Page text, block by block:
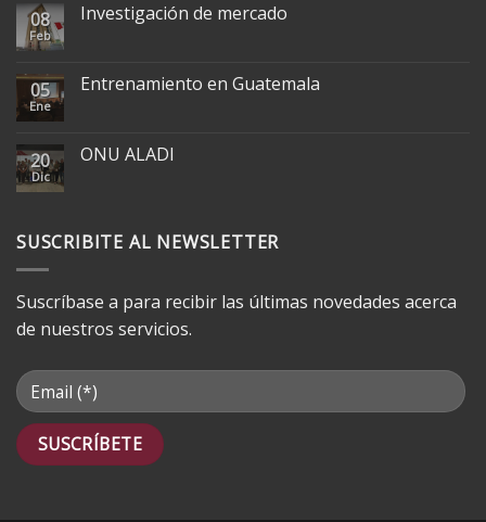
08
Feb
Investigación de mercado
05
Ene
Entrenamiento en Guatemala
20
Dic
ONU ALADI
SUSCRIBITE AL NEWSLETTER
Suscríbase a para recibir las últimas novedades acerca
de nuestros servicios.